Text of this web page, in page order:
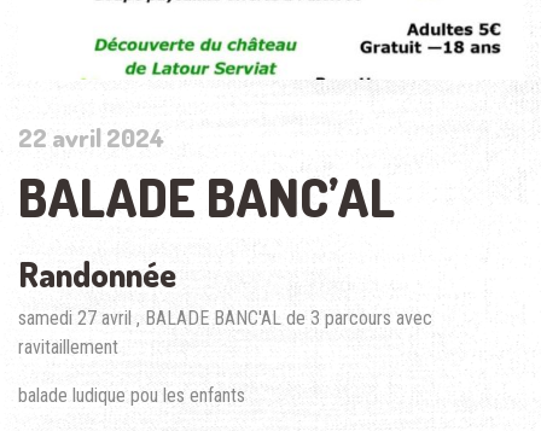
22 avril 2024
BALADE BANC’AL
Randonnée
samedi 27 avril , BALADE BANC'AL de 3 parcours avec
ravitaillement
balade ludique pou les enfants